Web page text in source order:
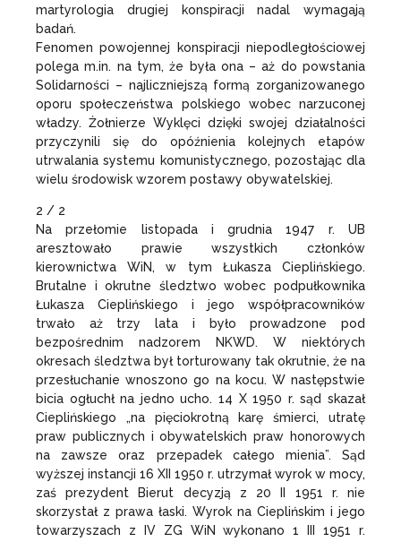
martyrologia drugiej konspiracji nadal wymagają
badań.
Fenomen powojennej konspiracji niepodległościowej
polega m.in. na tym, że była ona – aż do powstania
Solidarności – najliczniejszą formą zorganizowanego
oporu społeczeństwa polskiego wobec narzuconej
władzy. Żołnierze Wyklęci dzięki swojej działalności
przyczynili się do opóźnienia kolejnych etapów
utrwalania systemu komunistycznego, pozostając dla
wielu środowisk wzorem postawy obywatelskiej.
2 / 2
Na przełomie listopada i grudnia 1947 r. UB
aresztowało prawie wszystkich członków
kierownictwa WiN, w tym Łukasza Cieplińskiego.
Brutalne i okrutne śledztwo wobec podpułkownika
Łukasza Cieplińskiego i jego współpracowników
trwało aż trzy lata i było prowadzone pod
bezpośrednim nadzorem NKWD. W niektórych
okresach śledztwa był torturowany tak okrutnie, że na
przesłuchanie wnoszono go na kocu. W następstwie
bicia ogłuchł na jedno ucho. 14 X 1950 r. sąd skazał
Cieplińskiego „na pięciokrotną karę śmierci, utratę
praw publicznych i obywatelskich praw honorowych
na zawsze oraz przepadek całego mienia”. Sąd
wyższej instancji 16 XII 1950 r. utrzymał wyrok w mocy,
zaś prezydent Bierut decyzją z 20 II 1951 r. nie
skorzystał z prawa łaski. Wyrok na Cieplińskim i jego
towarzyszach z IV ZG WiN wykonano 1 III 1951 r.